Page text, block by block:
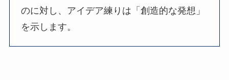
のに対し、アイデア練りは「創造的な発想」
を示します。